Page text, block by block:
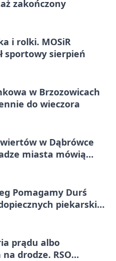
zakończony
i rolki. MOSiR
sportowy sierpień
w Brzozowicach
do wieczora
w Dąbrówce
miasta mówią
Pomagamy Durś
piekarskich
prądu albo
drodze. RSO